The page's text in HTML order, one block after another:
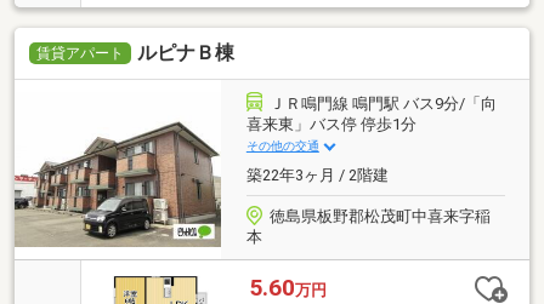
賃貸アパート ルピナＢ棟
ＪＲ鳴門線 鳴門駅 バス9分/「向
喜来東」バス停 停歩1分
その他の交通
築22年3ヶ月 / 2階建
徳島県板野郡松茂町中喜来字稲
本
5.60万円